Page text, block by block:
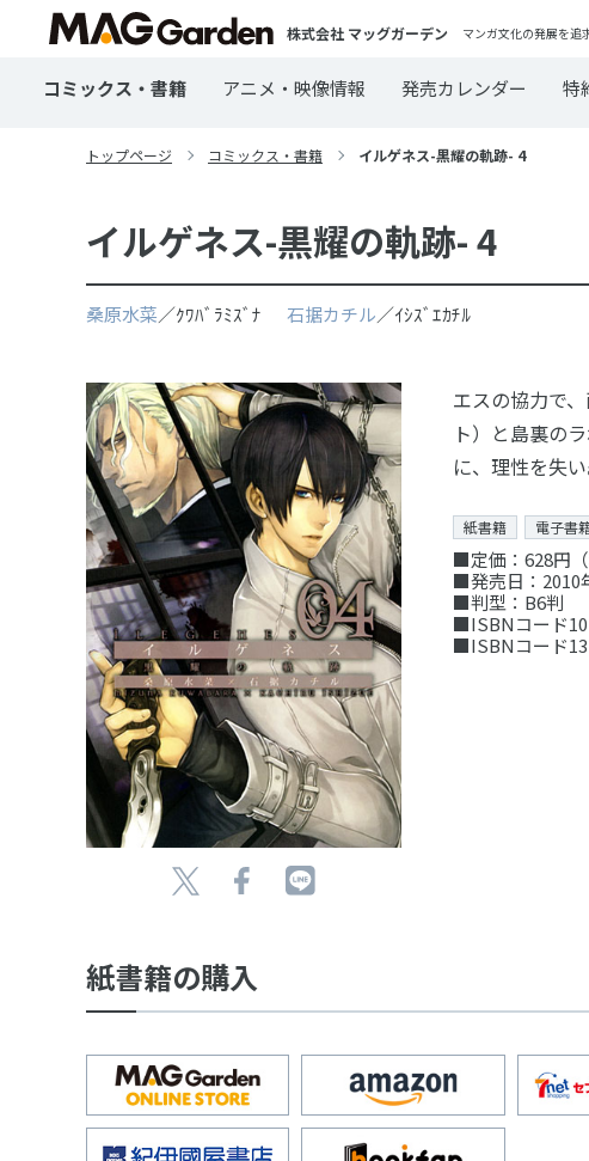
株式会社 マッグガーデン マンガ文化の発展を追
コミックス・書籍 アニメ・映像情報 発売カレンダー 特
トップページ コミックス・書籍 イルゲネス-黒耀の軌跡- 4
イルゲネス-黒耀の軌跡- 4
桑原水菜／ｸﾜﾊﾞﾗﾐｽﾞﾅ 石据カチル／ｲｼｽﾞｴｶﾁﾙ
エスの協力で
ト）と島裏の
に、理性を失い
紙書籍 電子書
■定価：628円（
■発売日：2010
■判型：B6判
■ISBNコード10
■ISBNコード13
紙書籍の購入